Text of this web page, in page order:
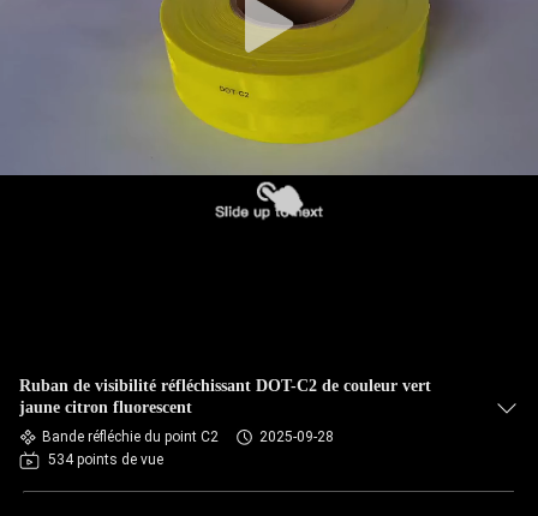
Ruban de visibilité réfléchissant DOT-C2 de couleur vert
jaune citron fluorescent
Bande réfléchie du point C2
2025-09-28
534 points de vue